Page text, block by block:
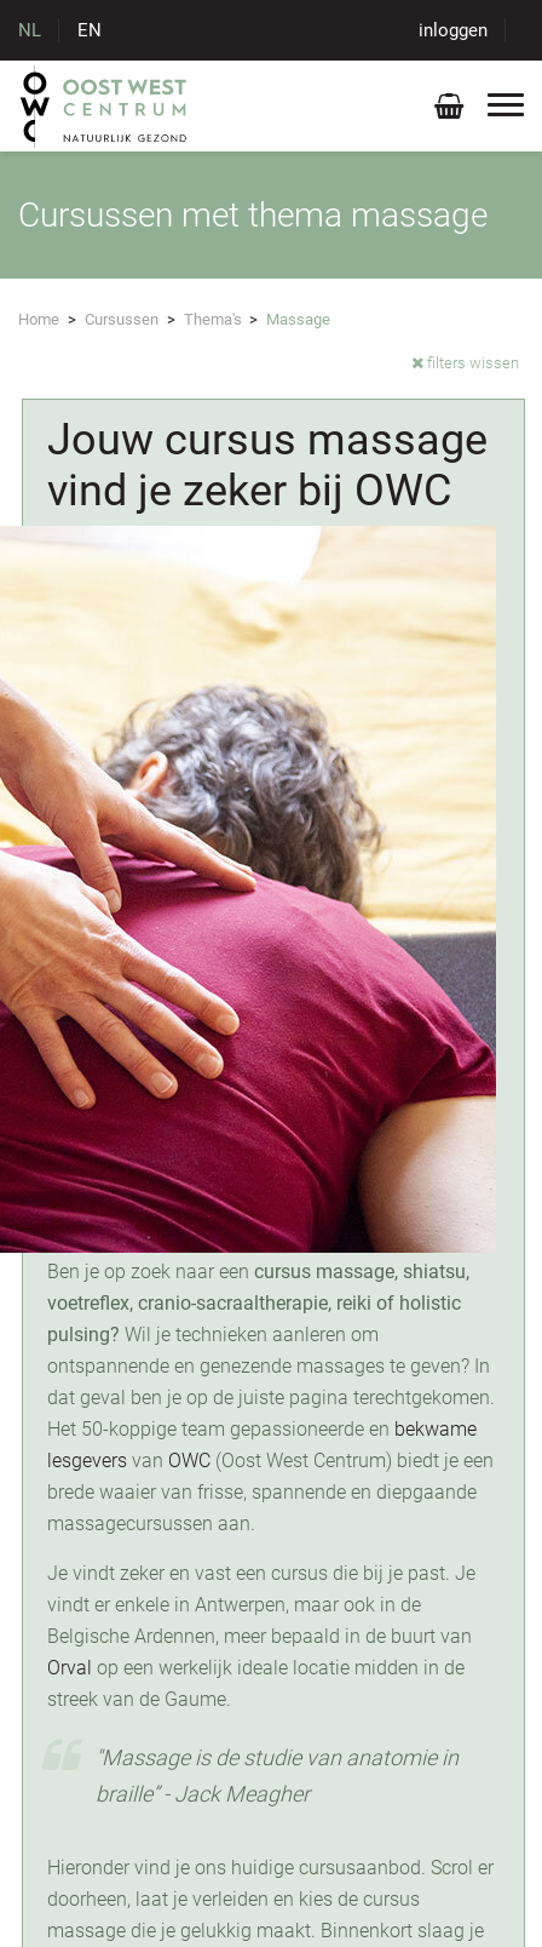
NL EN inloggen
Cursussen met thema massage
Home > Cursussen > Thema's > Massage
filters wissen
Jouw cursus massage
vind je zeker bij OWC
Ben je op zoek naar een cursus massage, shiatsu,
voetreflex, cranio-sacraaltherapie, reiki of holistic
pulsing? Wil je technieken aanleren om
ontspannende en genezende massages te geven? In
dat geval ben je op de juiste pagina terechtgekomen.
Het 50-koppige team gepassioneerde en bekwame
lesgevers van OWC (Oost West Centrum) biedt je een
brede waaier van frisse, spannende en diepgaande
massagecursussen aan.
Je vindt zeker en vast een cursus die bij je past. Je
vindt er enkele in Antwerpen, maar ook in de
Belgische Ardennen, meer bepaald in de buurt van
Orval op een werkelijk ideale locatie midden in de
streek van de Gaume.
"Massage is de studie van anatomie in
braille” - Jack Meagher
Hieronder vind je ons huidige cursusaanbod. Scrol er
doorheen, laat je verleiden en kies de cursus
massage die je gelukkig maakt. Binnenkort slaag je